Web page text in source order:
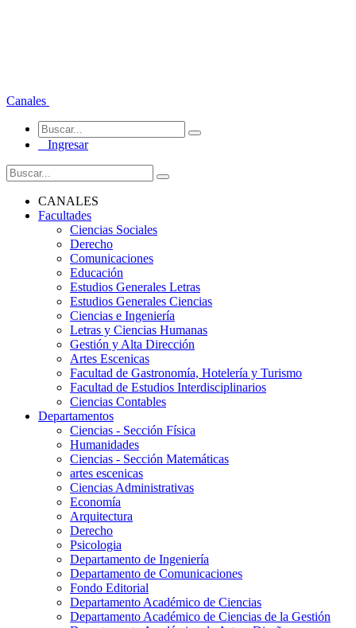
Canales
Ingresar
CANALES
Facultades
Ciencias Sociales
Derecho
Comunicaciones
Educación
Estudios Generales Letras
Estudios Generales Ciencias
Ciencias e Ingeniería
Letras y Ciencias Humanas
Gestión y Alta Dirección
Artes Escenicas
Facultad de Gastronomía, Hotelería y Turismo
Facultad de Estudios Interdisciplinarios
Ciencias Contables
Departamentos
Ciencias - Sección Física
Humanidades
Ciencias - Sección Matemáticas
artes escenicas
Ciencias Administrativas
Economía
Arquitectura
Derecho
Psicologia
Departamento de Ingeniería
Departamento de Comunicaciones
Fondo Editorial
Departamento Académico de Ciencias
Departamento Académico de Ciencias de la Gestión